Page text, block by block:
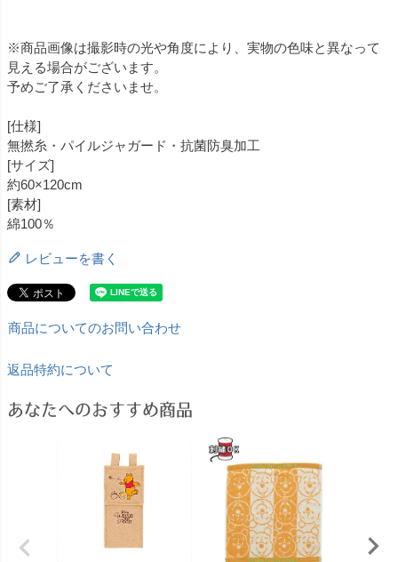
※商品画像は撮影時の光や角度により、実物の色味と異なって
見える場合がございます。
予めご了承くださいませ。
[仕様]
無撚糸・パイルジャガード・抗菌防臭加工
[サイズ]
約60×120cm
[素材]
綿100％
レビューを書く
商品についてのお問い合わせ
返品特約について
あなたへのおすすめ商品